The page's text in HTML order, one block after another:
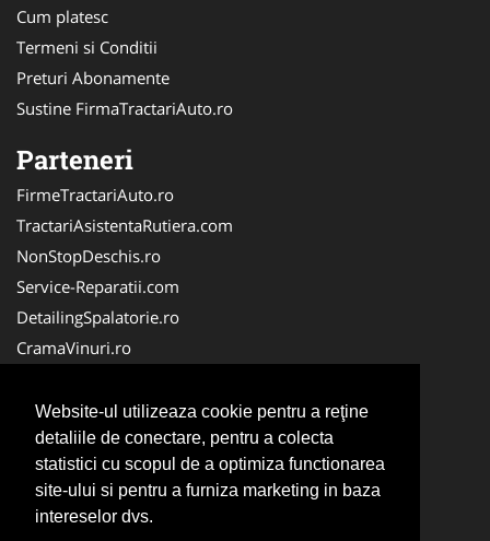
Website-ul utilizeaza cookie pentru a reţine
detaliile de conectare, pentru a colecta
statistici cu scopul de a optimiza functionarea
site-ului si pentru a furniza marketing in baza
intereselor dvs.
Cum platesc
Termeni si Conditii
Preturi Abonamente
Sustine FirmaTractariAuto.ro
Parteneri
FirmeTractariAuto.ro
TractariAsistentaRutiera.com
NonStopDeschis.ro
Service-Reparatii.com
DetailingSpalatorie.ro
CramaVinuri.ro
FirmaPieseAuto.ro
Anvelope-Sh.com
CentruInchirieri.ro
CuratareHota.com